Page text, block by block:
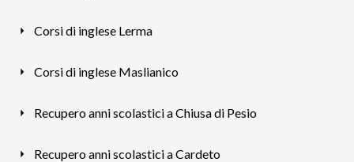
Corsi di inglese Lerma
Corsi di inglese Maslianico
Recupero anni scolastici a Chiusa di Pesio
Recupero anni scolastici a Cardeto